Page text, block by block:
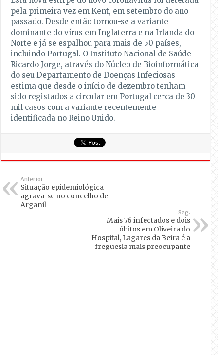
pela primeira vez em Kent, em setembro do ano
passado. Desde então tornou-se a variante
dominante do vírus em Inglaterra e na Irlanda do
Norte e já se espalhou para mais de 50 países,
incluindo Portugal. O Instituto Nacional de Saúde
Ricardo Jorge, através do Núcleo de Bioinformática
do seu Departamento de Doenças Infeciosas
estima que desde o início de dezembro tenham
sido registados a circular em Portugal cerca de 30
mil casos com a variante recentemente
identificada no Reino Unido.
Anterior
Situação epidemiológica
agrava-se no concelho de
Arganil
Seg.
Mais 76 infectados e dois
óbitos em Oliveira do
Hospital, Lagares da Beira é a
freguesia mais preocupante